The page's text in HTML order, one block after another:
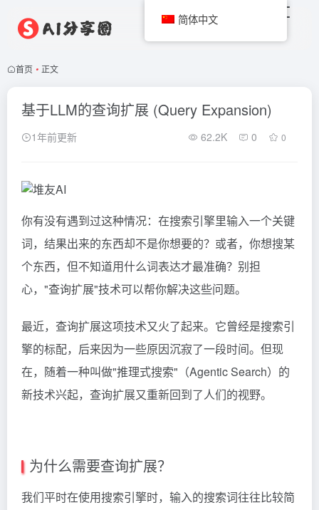
首页 • 正文
基于LLM的查询扩展 (Query Expansion)
1年前更新 62.2K 0 0
你有没有遇到过这种情况：在搜索引擎里输入一个关键
词，结果出来的东西却不是你想要的？或者，你想搜某
个东西，但不知道用什么词表达才最准确？别担
心，"查询扩展"技术可以帮你解决这些问题。
最近，查询扩展这项技术又火了起来。它曾经是搜索引
擎的标配，后来因为一些原因沉寂了一段时间。但现
在，随着一种叫做"推理式搜索"（Agentic Search）的
新技术兴起，查询扩展又重新回到了人们的视野。
为什么需要查询扩展？
我们平时在使用搜索引擎时，输入的搜索词往往比较简
简体中文